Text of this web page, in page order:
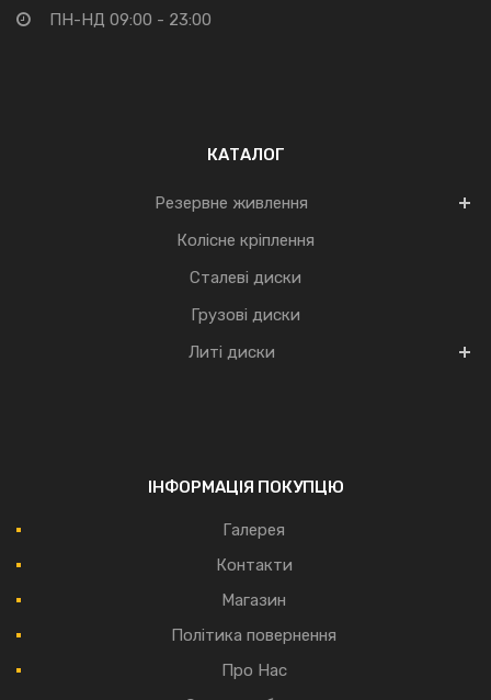
ПН-НД 09:00 - 23:00
КАТАЛОГ
Резервне живлення
Колісне кріплення
Сталеві диски
Грузові диски
Литі диски
ІНФОРМАЦІЯ ПОКУПЦЮ
Галерея
Контакти
Магазин
Політика повернення
Про Нас